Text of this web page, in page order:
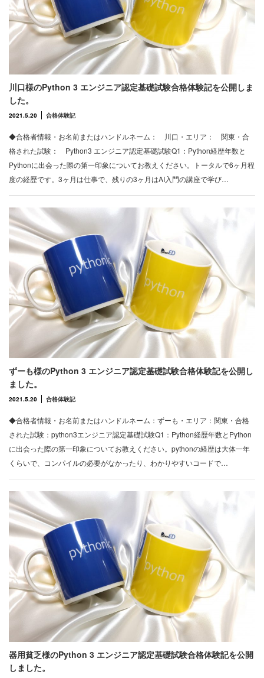
川口様のPython 3 エンジニア認定基礎試験合格体験記を公開しま
した。
2021.5.20 合格体験記
◆合格者情報・お名前またはハンドルネーム： 川口・エリア： 関東・合
格された試験： Python3 エンジニア認定基礎試験Q1：Python経歴年数と
Pythonに出会った際の第一印象についてお教えください。トータルで6ヶ月程
度の経歴です。3ヶ月は仕事で、残りの3ヶ月はAI入門の講座で学び…
ずーも様のPython 3 エンジニア認定基礎試験合格体験記を公開し
ました。
2021.5.20 合格体験記
◆合格者情報・お名前またはハンドルネーム：ずーも・エリア：関東・合格
された試験：python3エンジニア認定基礎試験Q1：Python経歴年数とPython
に出会った際の第一印象についてお教えください。pythonの経歴は大体一年
くらいで、コンパイルの必要がなかったり、わかりやすいコードで…
器用貧乏様のPython 3 エンジニア認定基礎試験合格体験記を公開
しました。